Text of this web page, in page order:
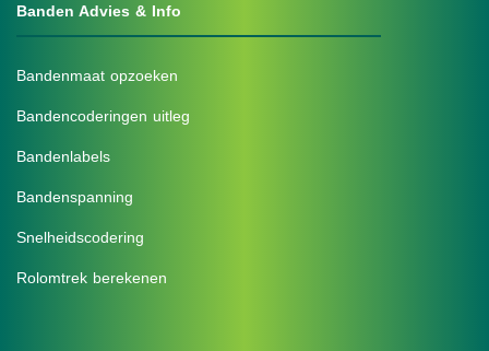
Banden Advies & Info
Bandenmaat opzoeken
Bandencoderingen uitleg
Bandenlabels
Bandenspanning
Snelheidscodering
Rolomtrek berekenen